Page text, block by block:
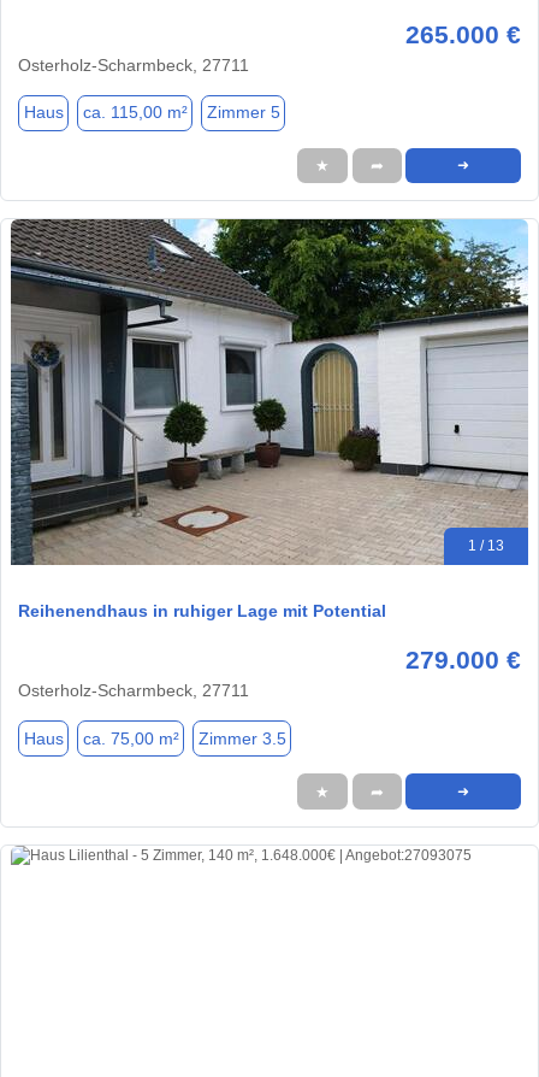
265.000 €
Osterholz-Scharmbeck, 27711
Haus ca. 115,00 m² Zimmer 5
★ ➦ ➜
1 / 13
Reihenendhaus in ruhiger Lage mit Potential
279.000 €
Osterholz-Scharmbeck, 27711
Haus ca. 75,00 m² Zimmer 3.5
★ ➦ ➜